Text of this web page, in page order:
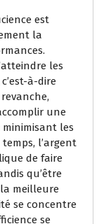
est
la
les
à-dire
une
les
l’argent
de faire
qu’être
meilleure
se concentre
se